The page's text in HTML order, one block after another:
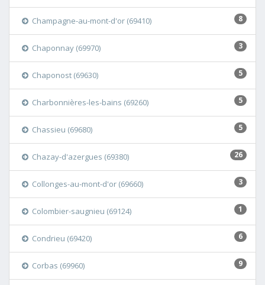
8
Champagne-au-mont-d'or (69410)
3
Chaponnay (69970)
5
Chaponost (69630)
5
Charbonnières-les-bains (69260)
5
Chassieu (69680)
26
Chazay-d'azergues (69380)
3
Collonges-au-mont-d'or (69660)
1
Colombier-saugnieu (69124)
6
Condrieu (69420)
9
Corbas (69960)